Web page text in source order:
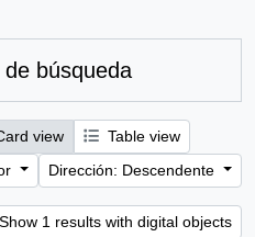
búsqueda
view
Table view
Dirección: Descendente
Show 1 results with digital objects